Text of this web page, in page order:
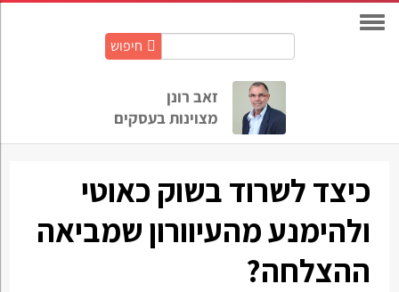
חיפוש
זאב רונן
מצוינות בעסקים
כיצד לשרוד בשוק כאוטי
ולהימנע מהעיוורון שמביאה
ההצלחה?